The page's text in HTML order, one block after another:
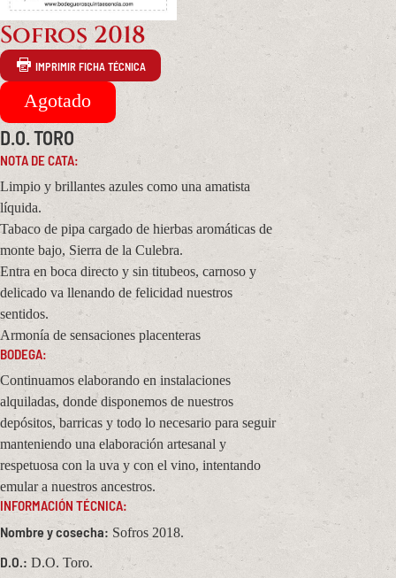
Sofros 2018
IMPRIMIR FICHA TÉCNICA
D.O. TORO
NOTA DE CATA:
Limpio y brillantes azules como una amatista
líquida.
Tabaco de pipa cargado de hierbas aromáticas de
monte bajo, Sierra de la Culebra.
Entra en boca directo y sin titubeos, carnoso y
delicado va llenando de felicidad nuestros
sentidos.
Armonía de sensaciones placenteras
BODEGA:
Continuamos elaborando en instalaciones
alquiladas, donde disponemos de nuestros
depósitos, barricas y todo lo necesario para seguir
manteniendo una elaboración artesanal y
respetuosa con la uva y con el vino, intentando
emular a nuestros ancestros.
INFORMACIÓN TÉCNICA:
Nombre y cosecha: Sofros 2018.
D.O.: D.O. Toro.